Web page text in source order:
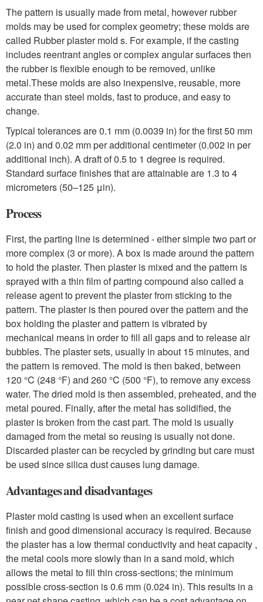
The pattern is usually made from metal, however rubber
molds may be used for complex geometry; these molds are
called Rubber plaster mold s. For example, if the casting
includes reentrant angles or complex angular surfaces then
the rubber is flexible enough to be removed, unlike
metal.These molds are also inexpensive, reusable, more
accurate than steel molds, fast to produce, and easy to
change.
Typical tolerances are 0.1 mm (0.0039 in) for the first 50 mm
(2.0 in) and 0.02 mm per additional centimeter (0.002 in per
additional inch). A draft of 0.5 to 1 degree is required.
Standard surface finishes that are attainable are 1.3 to 4
micrometers (50–125 μin).
Process
First, the parting line is determined - either simple two part or
more complex (3 or more). A box is made around the pattern
to hold the plaster. Then plaster is mixed and the pattern is
sprayed with a thin film of parting compound also called a
release agent to prevent the plaster from sticking to the
pattern. The plaster is then poured over the pattern and the
box holding the plaster and pattern is vibrated by
mechanical means in order to fill all gaps and to release air
bubbles. The plaster sets, usually in about 15 minutes, and
the pattern is removed. The mold is then baked, between
120 °C (248 °F) and 260 °C (500 °F), to remove any excess
water. The dried mold is then assembled, preheated, and the
metal poured. Finally, after the metal has solidified, the
plaster is broken from the cast part. The mold is usually
damaged from the metal so reusing is usually not done.
Discarded plaster can be recycled by grinding but care must
be used since silica dust causes lung damage.
Advantages and disadvantages
Plaster mold casting is used when an excellent surface
finish and good dimensional accuracy is required. Because
the plaster has a low thermal conductivity and heat capacity ,
the metal cools more slowly than in a sand mold, which
allows the metal to fill thin cross-sections; the minimum
possible cross-section is 0.6 mm (0.024 in). This results in a